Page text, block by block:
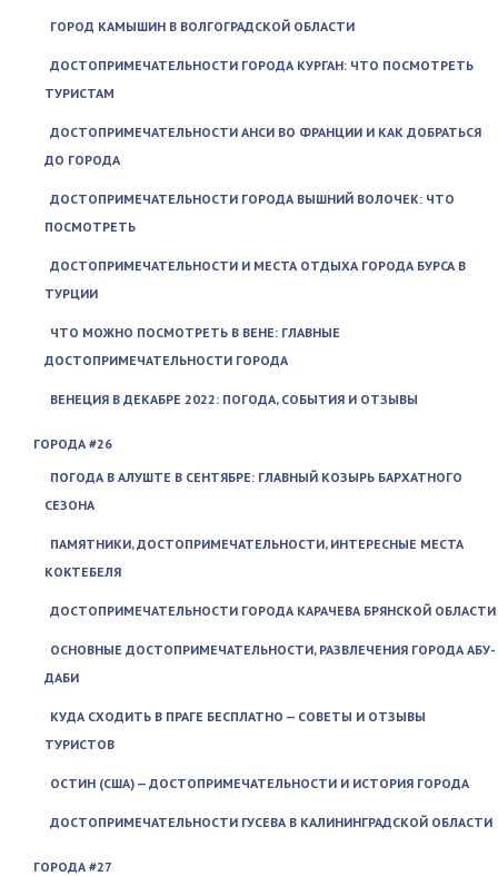
ГОРОД КАМЫШИН В ВОЛГОГРАДСКОЙ ОБЛАСТИ
ДОСТОПРИМЕЧАТЕЛЬНОСТИ ГОРОДА КУРГАН: ЧТО ПОСМОТРЕТЬ
ТУРИСТАМ
ДОСТОПРИМЕЧАТЕЛЬНОСТИ АНСИ ВО ФРАНЦИИ И КАК ДОБРАТЬСЯ
ДО ГОРОДА
ДОСТОПРИМЕЧАТЕЛЬНОСТИ ГОРОДА ВЫШНИЙ ВОЛОЧЕК: ЧТО
ПОСМОТРЕТЬ
ДОСТОПРИМЕЧАТЕЛЬНОСТИ И МЕСТА ОТДЫХА ГОРОДА БУРСА В
ТУРЦИИ
ЧТО МОЖНО ПОСМОТРЕТЬ В ВЕНЕ: ГЛАВНЫЕ
ДОСТОПРИМЕЧАТЕЛЬНОСТИ ГОРОДА
ВЕНЕЦИЯ В ДЕКАБРЕ 2022: ПОГОДА, СОБЫТИЯ И ОТЗЫВЫ
ГОРОДА #26
ПОГОДА В АЛУШТЕ В СЕНТЯБРЕ: ГЛАВНЫЙ КОЗЫРЬ БАРХАТНОГО
СЕЗОНА
ПАМЯТНИКИ, ДОСТОПРИМЕЧАТЕЛЬНОСТИ, ИНТЕРЕСНЫЕ МЕСТА
КОКТЕБЕЛЯ
ДОСТОПРИМЕЧАТЕЛЬНОСТИ ГОРОДА КАРАЧЕВА БРЯНСКОЙ ОБЛАСТИ
ОСНОВНЫЕ ДОСТОПРИМЕЧАТЕЛЬНОСТИ, РАЗВЛЕЧЕНИЯ ГОРОДА АБУ-
ДАБИ
КУДА СХОДИТЬ В ПРАГЕ БЕСПЛАТНО — СОВЕТЫ И ОТЗЫВЫ
ТУРИСТОВ
ОСТИН (США) — ДОСТОПРИМЕЧАТЕЛЬНОСТИ И ИСТОРИЯ ГОРОДА
ДОСТОПРИМЕЧАТЕЛЬНОСТИ ГУСЕВА В КАЛИНИНГРАДСКОЙ ОБЛАСТИ
ГОРОДА #27